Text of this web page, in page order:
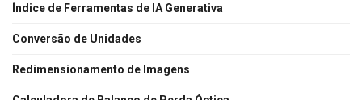
Índice de Ferramentas de IA Generativa
Conversão de Unidades
Redimensionamento de Imagens